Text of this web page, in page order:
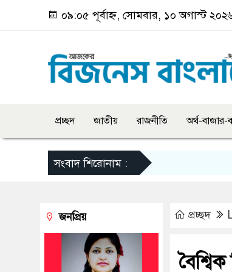
০৯:০৫ পূর্বাহ্ন, সোমবার, ১০ অগাস্ট
প্রচ্ছদ জাতীয় রাজনীতি অর্থ-বাজার-
সংবাদ শিরোনাম :
প্রচ্ছদ
জনপ্রিয়